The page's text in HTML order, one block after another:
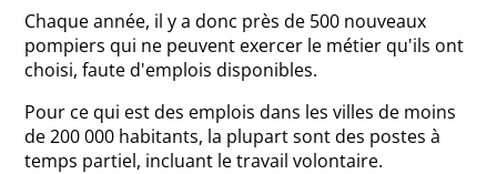
Chaque année, il y a donc près de 500 nouveaux
pompiers qui ne peuvent exercer le métier qu'ils ont
choisi, faute d'emplois disponibles.
Pour ce qui est des emplois dans les villes de moins
de 200 000 habitants, la plupart sont des postes à
temps partiel, incluant le travail volontaire.